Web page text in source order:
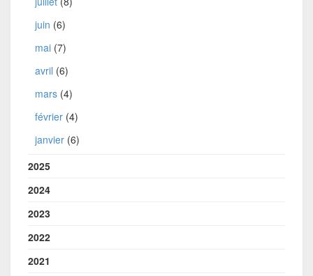
juin (6)
mai (7)
avril (6)
mars (4)
février (4)
janvier (6)
2025
2024
2023
2022
2021